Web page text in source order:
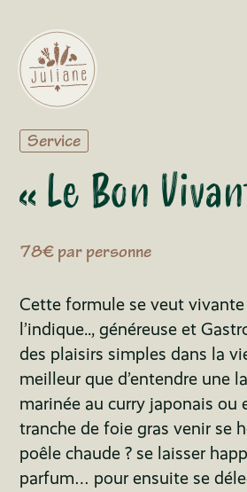
Service
« Le Bon
78€ par personne
Cette formule se veut
l’indique.., généreuse et
des plaisirs simples dans la
meilleur que d’entendre une
marinée au curry japonais ou
tranche de foie gras venir se
poêle chaude ? se laisser
parfum… pour ensuite se